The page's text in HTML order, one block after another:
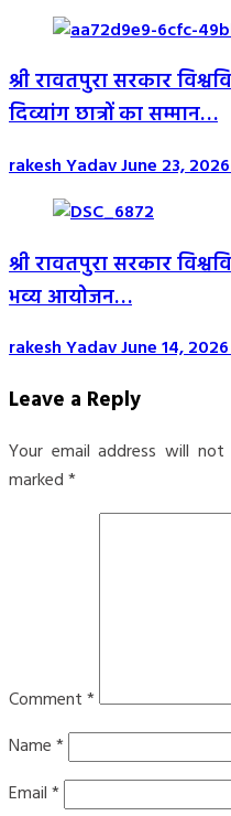
श्री रावतपुरा सरकार
दिव्यांग छात्रों का सम्मान…
rakesh YadavJune 23,
श्री रावतपुरा सरकार
भव्य आयोजन…
rakesh YadavJune 14,
Leave a Reply
Your email address will not
marked*
Comment*
Name*
Email*